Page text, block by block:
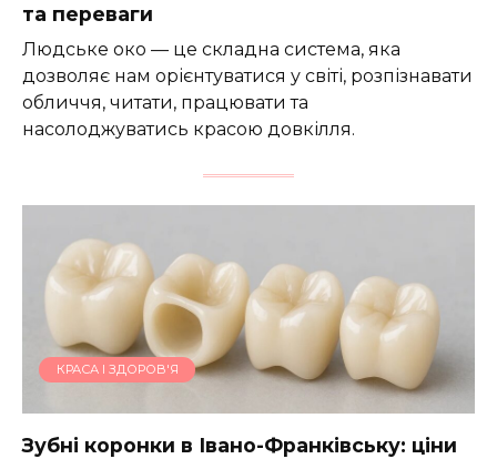
та переваги
Людське око — це складна система, яка
дозволяє нам орієнтуватися у світі, розпізнавати
обличчя, читати, працювати та
насолоджуватись красою довкілля.
КРАСА І ЗДОРОВ'Я
Зубні коронки в Івано-Франківську: ціни